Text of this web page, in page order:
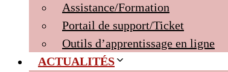
Assistance/Formation
Portail de support/Ticket
Outils d’apprentissage en ligne
ACTUALITÉS